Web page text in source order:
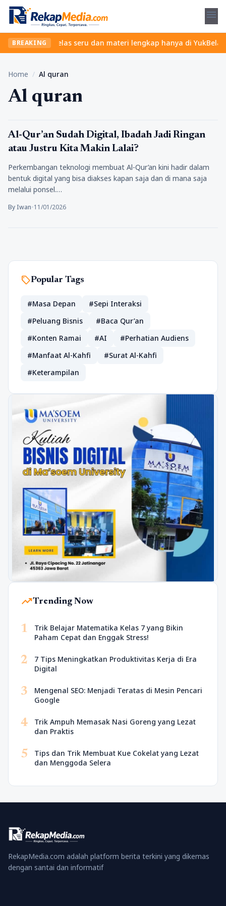
menu
BREAKING
Temukan kelas seru dan materi lengkap hanya di
Home / Al quran
Al quran
General
Al-Qur’an Sudah Digital, Ibadah Jadi Ringan
atau Justru Kita Makin Lalai?
Perkembangan teknologi membuat Al-Qur’an kini hadir dalam
bentuk digital yang bisa diakses kapan saja dan di mana saja
melalui ponsel.…
By Iwan•11/01/2026
sellPopular Tags
#Masa Depan
#Sepi Interaksi
#Peluang Bisnis
#Baca Qur’an
#Konten Ramai
#AI
#Perhatian Audiens
#Manfaat Al-Kahfi
#Surat Al-Kahfi
#Keterampilan
trending_upTrending Now
1
Trik Belajar Matematika Kelas 7 yang Bikin
Paham Cepat dan Enggak Stress!
2
7 Tips Meningkatkan Produktivitas Kerja di Era
Digital
3
Mengenal SEO: Menjadi Teratas di Mesin Pencari
Google
4
Trik Ampuh Memasak Nasi Goreng yang Lezat
dan Praktis
5
Tips dan Trik Membuat Kue Cokelat yang Lezat
dan Menggoda Selera
RekapMedia.com adalah platform berita terkini yang dikemas
dengan santai dan informatif